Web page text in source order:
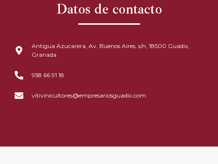
Datos de contacto
Antigua Azucarera, Av. Buenos Aires, s/n, 18500 Guadix,
Granada
958 66 91 18
vitivinicultores@empresariosguadix.com